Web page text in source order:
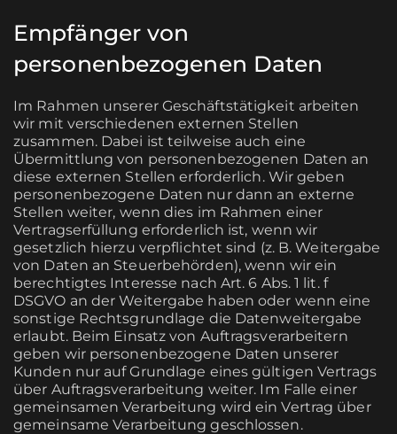
Empfänger von
personenbezogenen Daten
Im Rahmen unserer Geschäftstätigkeit arbeiten
wir mit verschiedenen externen Stellen
zusammen. Dabei ist teilweise auch eine
Übermittlung von personenbezogenen Daten an
diese externen Stellen erforderlich. Wir geben
personenbezogene Daten nur dann an externe
Stellen weiter, wenn dies im Rahmen einer
Vertragserfüllung erforderlich ist, wenn wir
gesetzlich hierzu verpflichtet sind (z. B. Weitergabe
von Daten an Steuerbehörden), wenn wir ein
berechtigtes Interesse nach Art. 6 Abs. 1 lit. f
DSGVO an der Weitergabe haben oder wenn eine
sonstige Rechtsgrundlage die Datenweitergabe
erlaubt. Beim Einsatz von Auftragsverarbeitern
geben wir personenbezogene Daten unserer
Kunden nur auf Grundlage eines gültigen Vertrags
über Auftragsverarbeitung weiter. Im Falle einer
gemeinsamen Verarbeitung wird ein Vertrag über
gemeinsame Verarbeitung geschlossen.